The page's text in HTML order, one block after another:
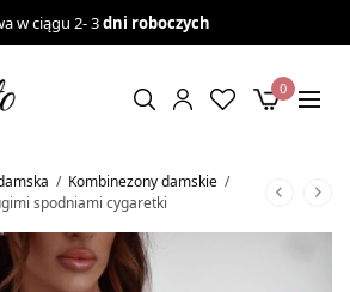
w ciągu 2- 3dni roboczych
0
/ Kombinezony damskie /
spodniami cygaretki